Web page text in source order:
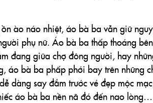
ào náo nhiệt, áo bà ba vẫn giữ
phụ nữ. Áo bà ba thấp thoáng
đang giữa chợ đông người, hay
áo bà ba phấp phới bay trên những
dàng say đắm trước vẻ đẹp mộc
áo bà ba nền nã đó đến nao lòng…